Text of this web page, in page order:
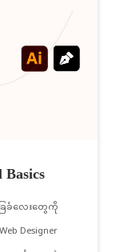
ေခံလေးတွေကို
Designer